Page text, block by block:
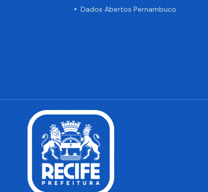
Dados Abertos Pernambuco